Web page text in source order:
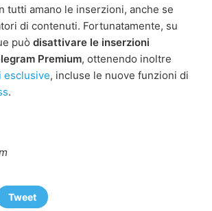
tutti amano le inserzioni, anche se
di contenuti. Fortunatamente, su
può disattivare le inserzioni
Premium, ottenendo inoltre
esclusive, incluse le nuove funzioni di
.
Tweet